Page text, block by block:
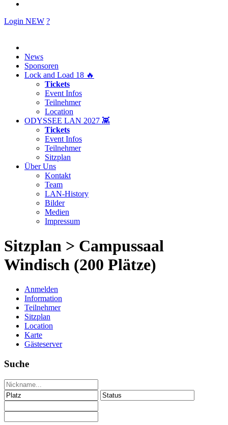
Login NEW ?
News
Sponsoren
Lock and Load 18 🔥
Tickets
Event Infos
Teilnehmer
Location
ODYSSEE LAN 2027 👾
Tickets
Event Infos
Teilnehmer
Sitzplan
Über Uns
Kontakt
Team
LAN-History
Bilder
Medien
Impressum
Sitzplan > Campussaal
Windisch (200 Plätze)
Anmelden
Information
Teilnehmer
Sitzplan
Location
Karte
Gästeserver
Suche